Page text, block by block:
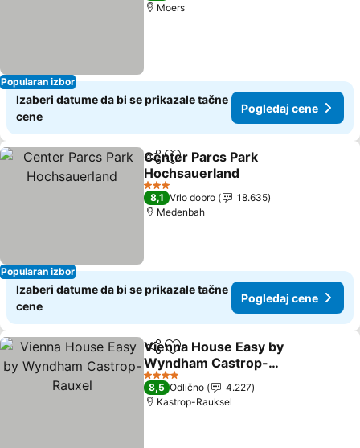
Popularan izbor
Moers
Izaberi datume da bi se prikazale tačne
cene
Pogledaj cene
Popularan izbor
Deli Dodati u favorite
Center Parcs Park
Hochsauerland
Pogledaj cene
3 Zvezdice
8,1 Vrlo dobro
18.635
Medenbah
Izaberi datume da bi se prikazale tačne
cene
Pogledaj cene
Deli Dodati u favorite
Vienna House Easy by
Wyndham Castrop-
Rauxel
Pogledaj cene
4 Zvezdice
8,5 Odlično
4.227
Kastrop-Rauksel